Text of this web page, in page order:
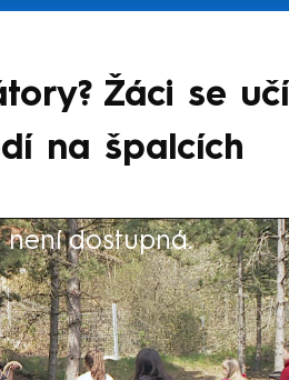
Žáci se učí
na špalcích
dostupná.